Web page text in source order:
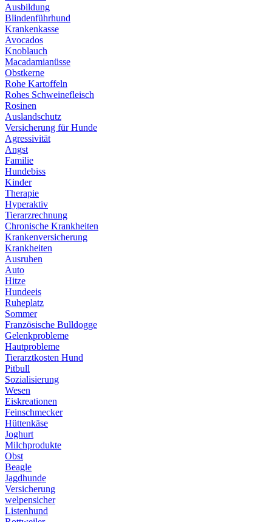
Ausbildung
Blindenführhund
Krankenkasse
Avocados
Knoblauch
Macadamianüsse
Obstkerne
Rohe Kartoffeln
Rohes Schweinefleisch
Rosinen
Auslandschutz
Versicherung für Hunde
Agressivität
Angst
Familie
Hundebiss
Kinder
Therapie
Hyperaktiv
Tierarzrechnung
Chronische Krankheiten
Krankenversicherung
Krankheiten
Ausruhen
Auto
Hitze
Hundeeis
Ruheplatz
Sommer
Französische Bulldogge
Gelenkprobleme
Hautprobleme
Tierarztkosten Hund
Pitbull
Sozialisierung
Wesen
Eiskreationen
Feinschmecker
Hüttenkäse
Joghurt
Milchprodukte
Obst
Beagle
Jagdhunde
Versicherung
welpensicher
Listenhund